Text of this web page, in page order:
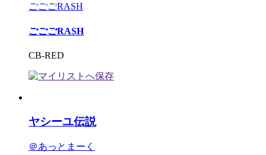
ごごごRASH
ごごごRASH
CB-RED
ヤシーユ伝説
＠あっとまーく